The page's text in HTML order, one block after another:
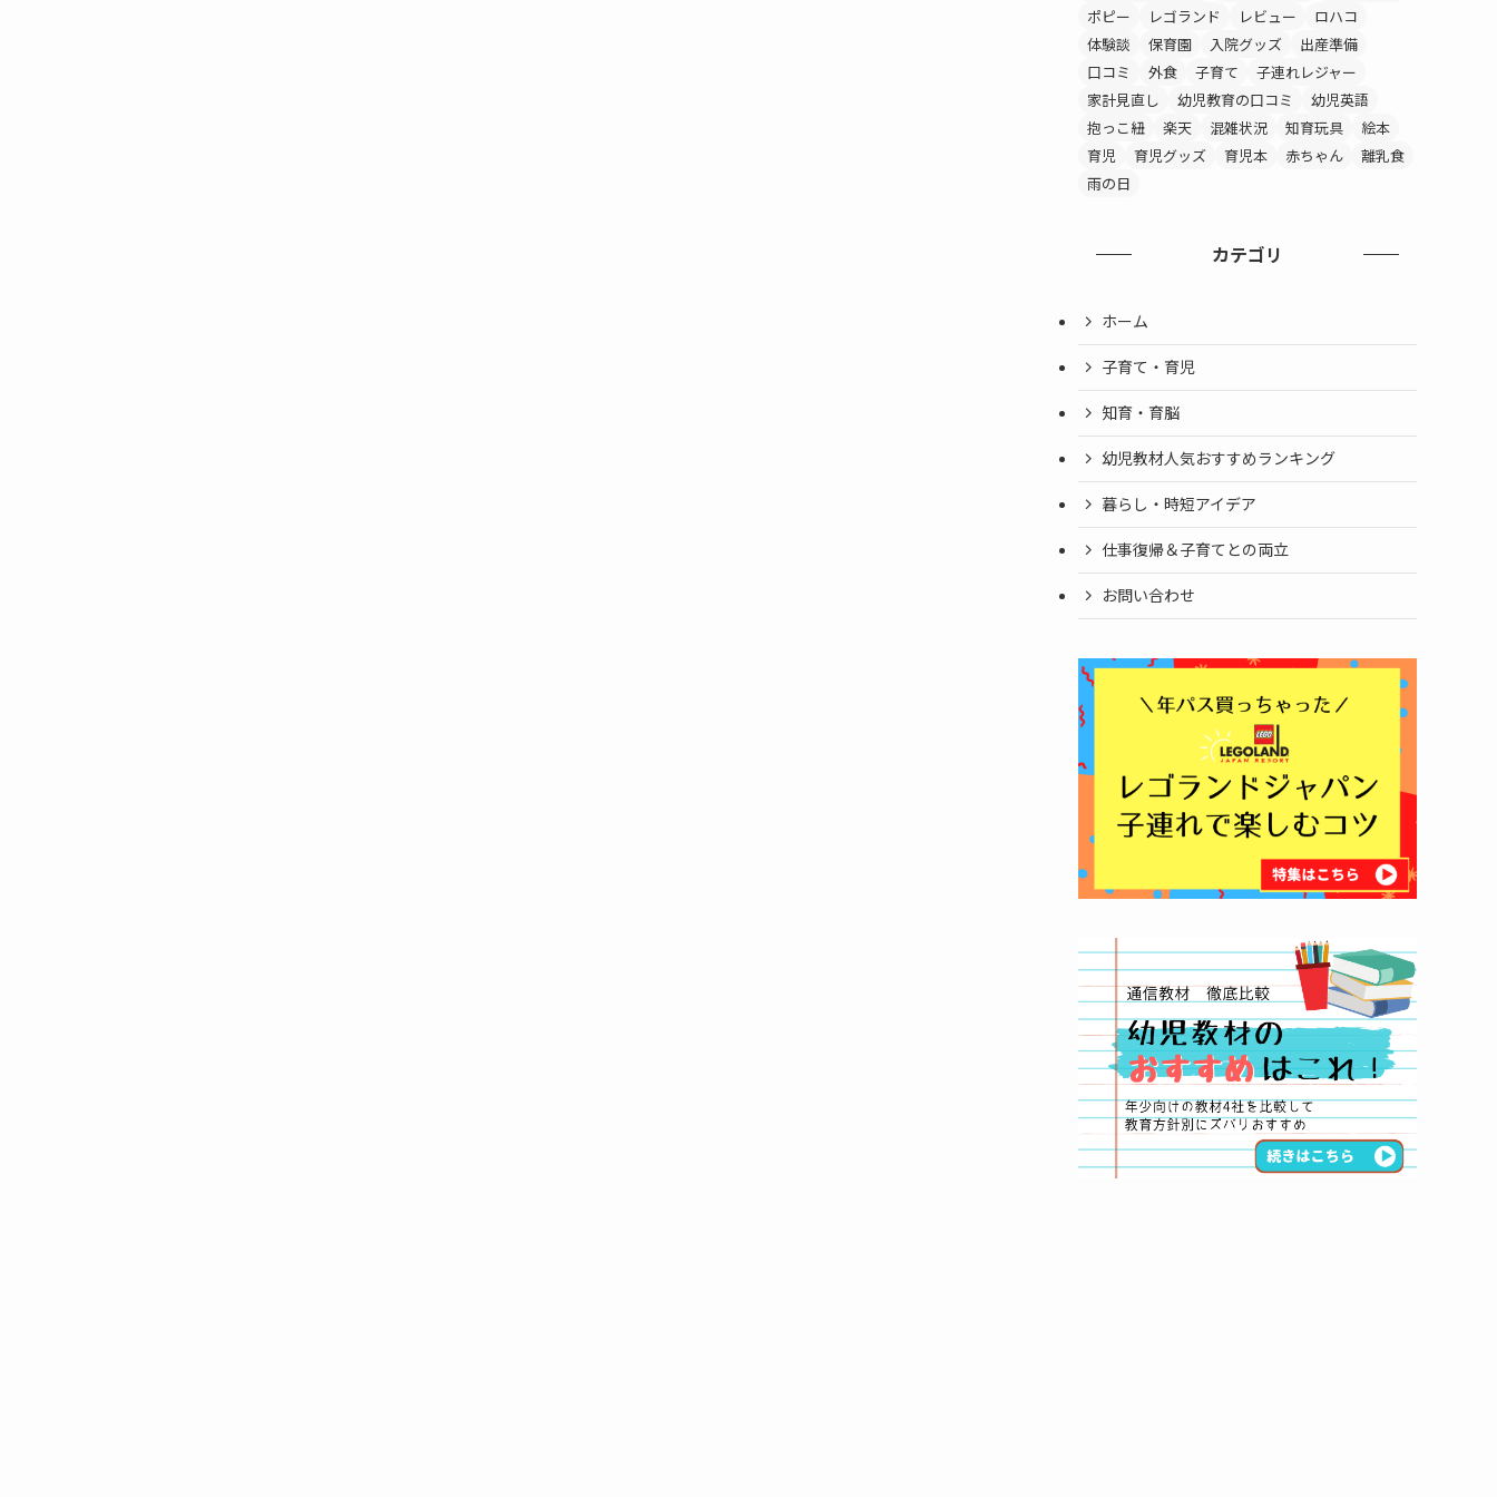
ポピー レゴランド レビュー
ロハコ
体験談
保育園 入院グッズ
出産準備
口コミ
外食 子育て
子連れレジャー
家計見直し
幼児教育の口コミ
幼児英語
抱っこ紐
楽天 混雑状況 知育玩具
絵本
育児
育児グッズ 育児本 赤ちゃん
離乳食
雨の日
カテゴリ
ホーム
子育て・育児
知育・育脳
幼児教材人気おすすめランキング
暮らし・時短アイデア
仕事復帰＆子育てとの両立
お問い合わせ